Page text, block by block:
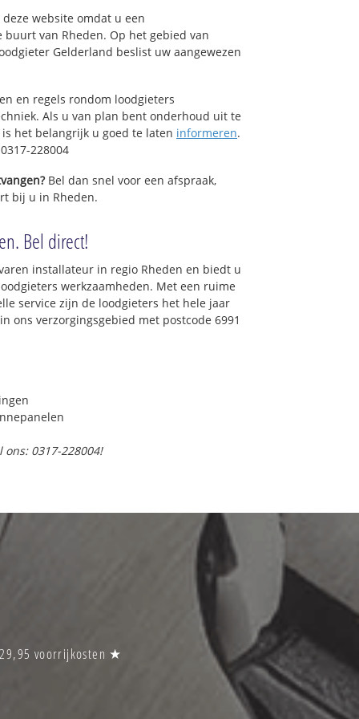
website omdat u een
van Rheden. Op het gebied van
Gelderland beslist uw aangewezen
en regels rondom loodgieters
Als u van plan bent onderhoud uit te
het belangrijk u goed te laten informeren.
228004
Bel dan snel voor een afspraak,
bij u in Rheden.
Bel direct!
installateur in regio Rheden en biedt u
werkzaamheden. Met een ruime
service zijn de loodgieters het hele jaar
ons verzorgingsgebied met postcode 6991
0317-228004!
voorrijkosten ★